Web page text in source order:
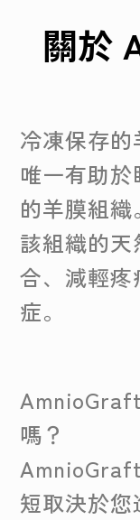
關於
冷凍保存
唯一有助
的羊膜組織。
該組織的
合、減輕
症。
嗎？
短取決於您